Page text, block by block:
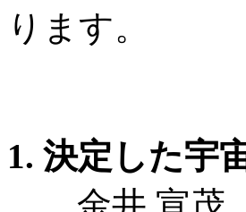
ります。
1. 決定した宇
金井 宣茂